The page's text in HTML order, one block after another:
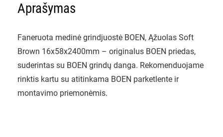
Aprašymas
Faneruota medinė grindjuostė BOEN, Ąžuolas Soft
Brown 16x58x2400mm – originalus BOEN priedas,
suderintas su BOEN grindų danga. Rekomenduojame
rinktis kartu su atitinkama BOEN parketlente ir
montavimo priemonėmis.